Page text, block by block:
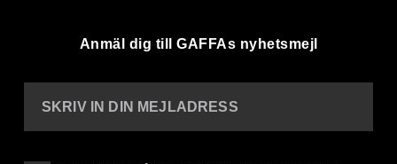
Anmäl dig till GAFFAs nyhetsmejl
SKRIV IN DIN MEJLADRESS